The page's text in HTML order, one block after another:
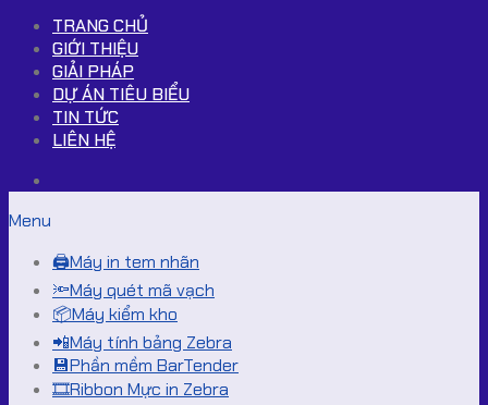
TRANG CHỦ
GIỚI THIỆU
GIẢI PHÁP
DỰ ÁN TIÊU BIỂU
TIN TỨC
LIÊN HỆ
Menu
🖨️Máy in tem nhãn
🔦Máy quét mã vạch
📦Máy kiểm kho
📲Máy tính bảng Zebra
💾Phần mềm BarTender
🎞️Ribbon Mực in Zebra